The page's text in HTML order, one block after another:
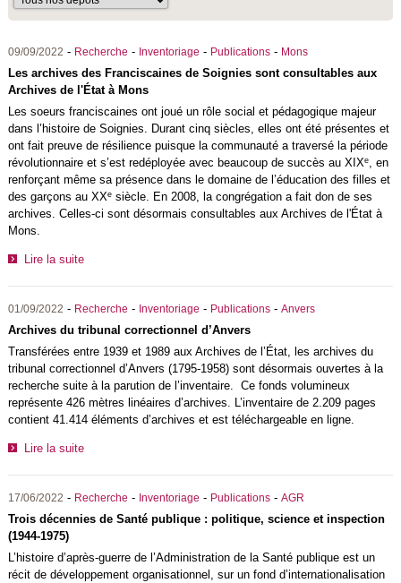
09/09/2022 - Recherche - Inventoriage - Publications- Mons
Les archives des Franciscaines de Soignies sont consultables aux
Archives de l'État à Mons
Les soeurs franciscaines ont joué un rôle social et pédagogique majeur
dans l’histoire de Soignies. Durant cinq siècles, elles ont été présentes et
ont fait preuve de résilience puisque la communauté a traversé la période
révolutionnaire et s’est redéployée avec beaucoup de succès au XIXe, en
renforçant même sa présence dans le domaine de l’éducation des filles et
des garçons au XXesiècle. En 2008, la congrégation a fait don de ses
archives. Celles-ci sont désormais consultables aux Archives de l'État à
Mons.
Lire la suite
01/09/2022 - Recherche - Inventoriage - Publications- Anvers
Archives du tribunal correctionnel d’Anvers
Transférées entre 1939 et 1989 aux Archives de l’État, les archives du
tribunal correctionnel d’Anvers (1795-1958) sont désormais ouvertes à la
recherche suite à la parution de l’inventaire. Ce fonds volumineux
représente 426 mètres linéaires d’archives. L’inventaire de 2.209 pages
contient 41.414 éléments d’archives et est téléchargeable en ligne.
Lire la suite
17/06/2022 - Recherche - Inventoriage - Publications- AGR
Trois décennies de Santé publique : politique, science et inspection
(1944-1975)
L’histoire d’après-guerre de l’Administration de la Santé publique est un
récit de développement organisationnel, sur un fond d’internationalisation